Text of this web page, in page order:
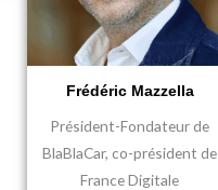
Frédéric Mazzella
Président-Fondateur de
BlaBlaCar, co-président de
France Digitale